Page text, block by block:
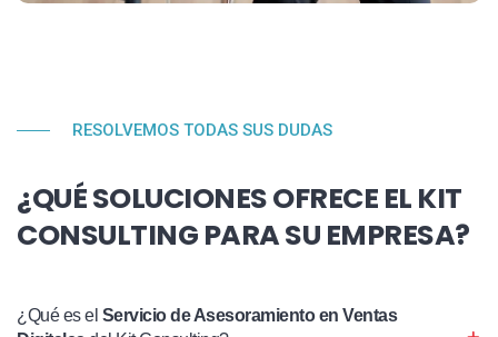
RESOLVEMOS TODAS SUS DUDAS
¿QUÉ SOLUCIONES OFRECE EL KIT
CONSULTING PARA SU EMPRESA?
¿Qué es el Servicio de Asesoramiento en Ventas